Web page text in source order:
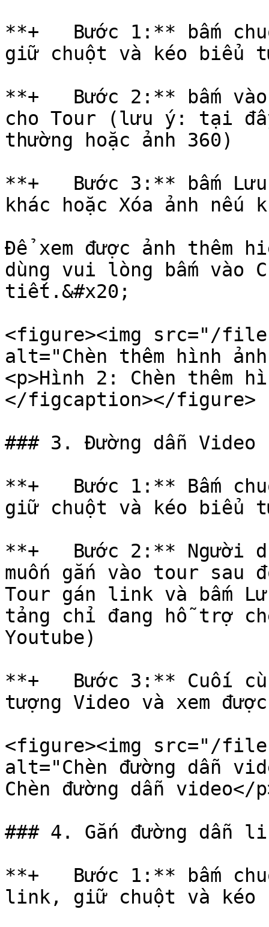
**+   Bước 1:** bấm
giữ chuột và kéo biểu
**+   Bước 2:** bấm
cho Tour (lưu ý: tại
thường hoặc ảnh 360)
**+   Bước 3:** bấm
khác hoặc Xóa ảnh nếu
Để xem được ảnh thêm
dùng vui lòng bấm vào
tiết.&#x20;
<figure><img src="/files/
alt="Chèn thêm hình
<p>Hình 2: Chèn thêm
</figcaption></figure>
### 3. Đường dẫn Video
**+   Bước 1:** Bấm
giữ chuột và kéo biểu
**+   Bước 2:** Người
muốn gắn vào tour sau
Tour gán link và bấm
tảng chỉ đang hỗ trợ
Youtube)
**+   Bước 3:** Cuối
tượng Video và xem
<figure><img src="/files/
alt="Chèn đường dẫn
Chèn đường dẫn
### 4. Gắn đường dẫn
**+   Bước 1:** bấm
link, giữ chuột và kéo